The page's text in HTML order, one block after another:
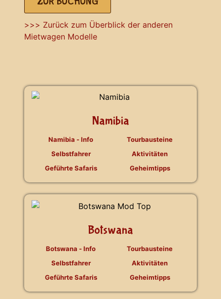
>>> Zurück zum Überblick der anderen
Mietwagen Modelle
Namibia
Namibia - Info
Selbstfahrer
Geführte Safaris
Tourbausteine
Aktivitäten
Geheimtipps
Botswana
Botswana - Info
Selbstfahrer
Geführte Safaris
Tourbausteine
Aktivitäten
Geheimtipps